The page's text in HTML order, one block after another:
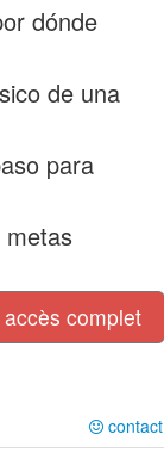
dónde
de una
para
metas
complet
contact